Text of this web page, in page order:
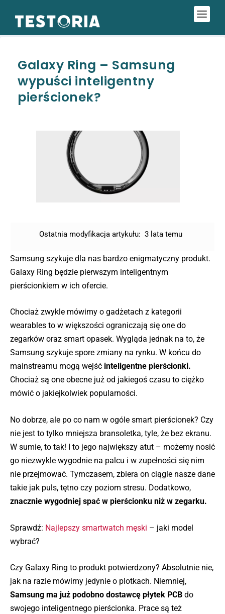
Galaxy Ring – Samsung
wypuści inteligentny
pierścionek?
Ostatnia modyfikacja artykułu: 3 lata temu
Samsung szykuje dla nas bardzo enigmatyczny produkt.
Galaxy Ring będzie pierwszym inteligentnym
pierścionkiem w ich ofercie.
Chociaż zwykle mówimy o gadżetach z kategorii
wearables to w większości ograniczają się one do
zegarków oraz smart opasek. Wygląda jednak na to, że
Samsung szykuje spore zmiany na rynku. W końcu do
mainstreamu mogą wejść inteligentne pierścionki.
Chociaż są one obecne już od jakiegoś czasu to ciężko
mówić o jakiejkolwiek popularności.
No dobrze, ale po co nam w ogóle smart pierścionek? Czy
nie jest to tylko mniejsza bransoletka, tyle, że bez ekranu.
W sumie, to tak! I to jego największy atut – możemy nosić
go niezwykle wygodnie na palcu i w zupełności się nim
nie przejmować. Tymczasem, zbiera on ciągle nasze dane
takie jak puls, tętno czy poziom stresu. Dodatkowo,
znacznie wygodniej spać w pierścionku niż w zegarku.
Sprawdź: Najlepszy smartwatch męski – jaki model
wybrać?
Czy Galaxy Ring to produkt potwierdzony? Absolutnie nie,
jak na razie mówimy jedynie o plotkach. Niemniej,
Samsung ma już podobno dostawcę płytek PCB do
swojego inteligentnego pierścionka. Prace są też